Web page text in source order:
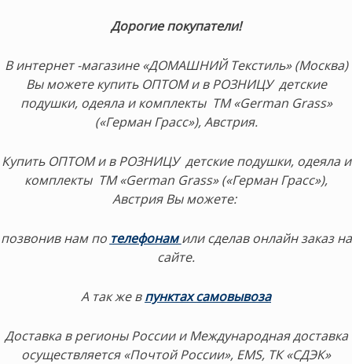
Дорогие покупатели!
В интернет -магазине «ДОМАШНИЙ Текстиль» (Москва)
Вы можете купить ОПТОМ и в РОЗНИЦУ детские
подушки, одеяла и комплекты ТМ «German Grass»
(«Герман Грасс»), Австрия.
Купить ОПТОМ и в РОЗНИЦУ детские подушки, одеяла и
комплекты ТМ «German Grass» («Герман Грасс»),
Австрия Вы можете:
позвонив нам по телефонам или сделав онлайн заказ на
сайте.
А так же в пунктах самовывоза
Доставка в регионы России и Международная доставка
осуществляется «Почтой России», EMS, ТК «СДЭК»